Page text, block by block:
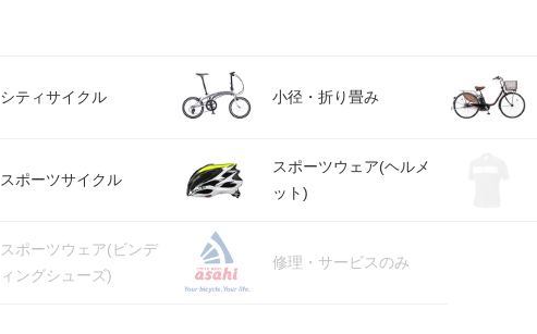
シティサイクル 小径・折り畳み
スポーツサイクル
スポーツウェア(ヘルメ
ット)
スポーツウェア(ビンデ
ィングシューズ)
修理・サービスのみ